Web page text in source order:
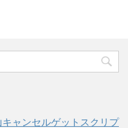
キャンセルゲットスクリプ